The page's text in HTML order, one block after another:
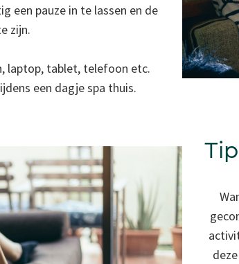
een pauze in te lassen en de
zijn.
laptop, tablet, telefoon etc.
een dagje spa thuis.